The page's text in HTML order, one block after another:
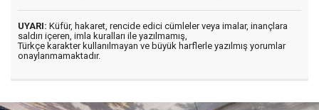
UYARI: Küfür, hakaret, rencide edici cümleler veya imalar, inançlara
saldırı içeren, imla kuralları ile yazılmamış,
Türkçe karakter kullanılmayan ve büyük harflerle yazılmış yorumlar
onaylanmamaktadır.